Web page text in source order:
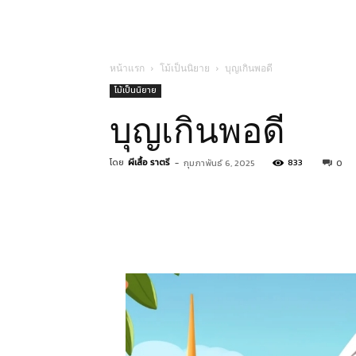
หน้าแรก โม้เป็นนิยาย บุญเกินพอดี
โม้เป็นนิยาย
บุญเกินพอดี
โดย ผีเสื้อ ราตรี - กุมภาพันธ์ 6, 2025 833 0